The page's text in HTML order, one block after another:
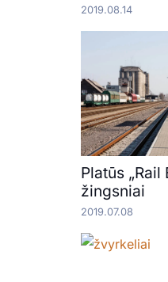
2019.08.14
Platūs „Rail
žingsniai
2019.07.08